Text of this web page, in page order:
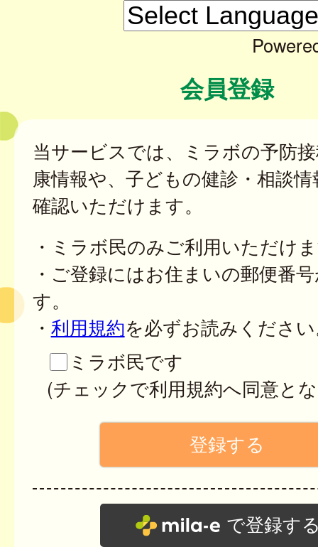
会員登録
当サービスでは、ミラボの予防
康情報や、子どもの健診・相談
確認いただけます。
・ミラボ民のみご利用いただけ
・ご登録にはお住まいの郵便番
す。
・ 利用規約を必ずお読みくださ
ミラボ民です
(チェックで利用規約へ同意と
で登録す